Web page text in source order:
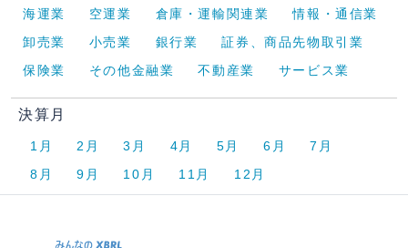
海運業
空運業 倉庫・運輸関連業
情報・通信業
卸売業
小売業 銀行業
証券、商品先物取引業
保険業
その他金融業 不動産業 サービス業
決算月
1月 2月 3月 4月 5月 6月
7月
8月
9月 10月 11月 12月